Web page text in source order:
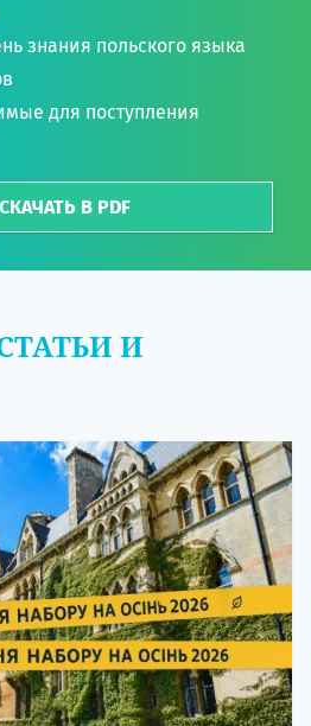
знания польского языка
для поступления
СКАЧАТЬ В PDF
И